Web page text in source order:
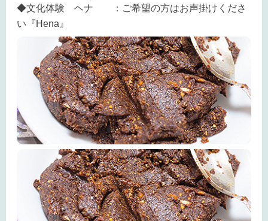
◆文化体験 ヘナ ：ご希望の方はお声掛けくださ
い『Hena』